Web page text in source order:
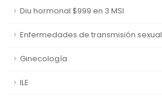
Diu hormonal $999 en 3 MSI
Enfermedades de transmisión sexual
Ginecología
ILE